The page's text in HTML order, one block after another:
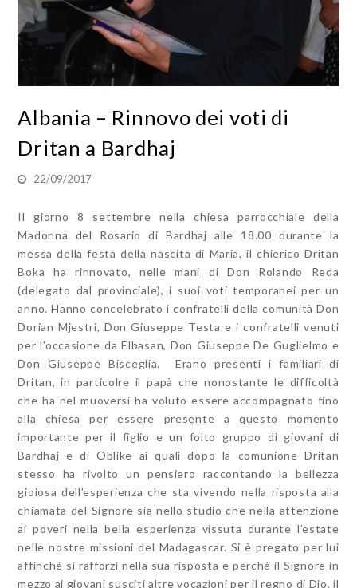
Albania – Rinnovo dei voti di
Dritan a Bardhaj
22/09/2017
Il giorno 8 settembre nella chiesa parrocchiale della
Madonna del Rosario di Bardhaj alle 18.00 durante la
messa della festa della nascita di Maria, il chierico Dritan
Boka ha rinnovato, nelle mani di Don Rolando Reda
(delegato dal provinciale), i suoi voti temporanei per un
anno. Hanno concelebrato i confratelli della comunità Don
Dorian Mjestri, Don Giuseppe Testa e i confratelli venuti
per l’occasione da Elbasan, Don Giuseppe De Guglielmo e
Don Giuseppe Bisceglia. Erano presenti i familiari di
Dritan, in particolre il papà che nonostante le difficoltà
che ha nel muoversi ha voluto essere accompagnato fino
alla chiesa per essere presente a questo momento
importante per il figlio e un folto gruppo di giovani di
Bardhaj e di Oblike ai quali dopo la comunione Dritan
stesso ha rivolto un pensiero raccontando la bellezza
gioiosa dell’esperienza che sta vivendo nella risposta alla
chiamata del Signore sia nello studio che nella attenzione
ai poveri nella bella esperienza vissuta durante l’estate
nelle nostre missioni del Madagascar. Si è pregato per lui
affinché si rafforzi nella sua risposta e perché il Signore in
mezzo ai giovani susciti altre vocazioni per il regno di Dio, il